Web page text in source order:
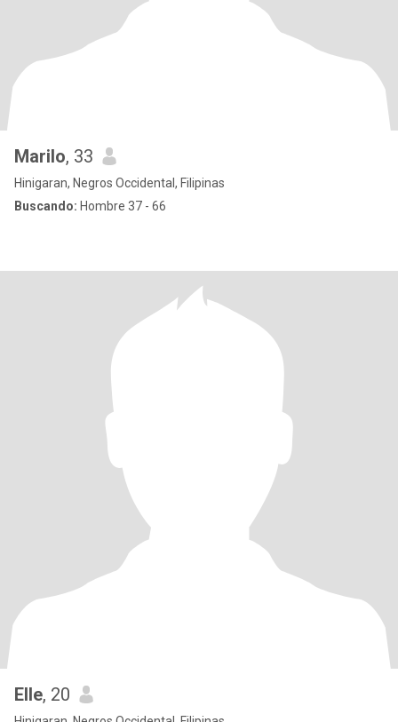
Marilo, 33
Hinigaran, Negros Occidental, Filipinas
Buscando: Hombre 37 - 66
Elle, 20